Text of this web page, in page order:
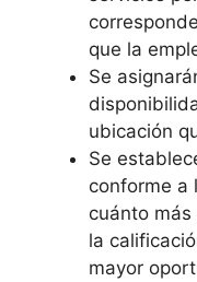
que la
Se
ubicación
Se
conforme a
cuánto
la
mayor